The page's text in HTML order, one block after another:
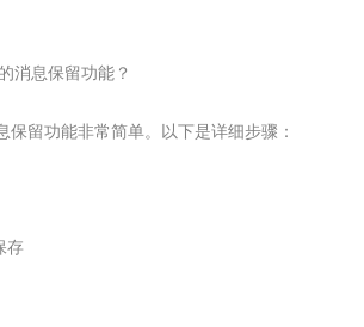
的消息保留功能？
保留功能非常简单。以下是详细步骤：
存